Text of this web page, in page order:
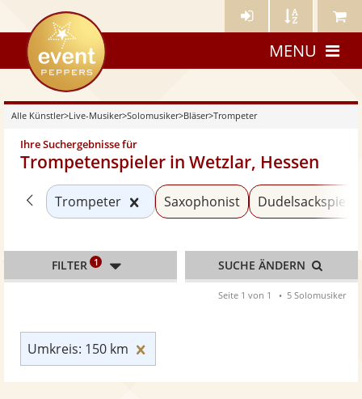
Künstler- Künstler Meine
eventpeppers
MENU
Alle Künstler>Live-Musiker>Solomusiker>Bläser>Trompeter
Ihre Suchergebnisse für
Trompetenspieler in Wetzlar, Hessen
Zurück zu «Bläser»
Trompeter Kategorie «Trompeter»
Saxophonist Dudelsackspieler
Umkreis: 150 km
FILTER 1 SUCHE ÄNDERN
Seite 1 von 1 5 Solomusiker